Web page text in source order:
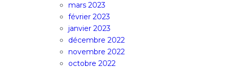
mars 2023
février 2023
janvier 2023
décembre 2022
novembre 2022
octobre 2022